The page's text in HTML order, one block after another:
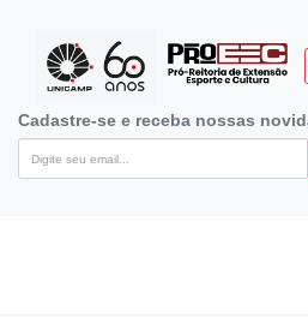
Cadastre-se e receba nossas